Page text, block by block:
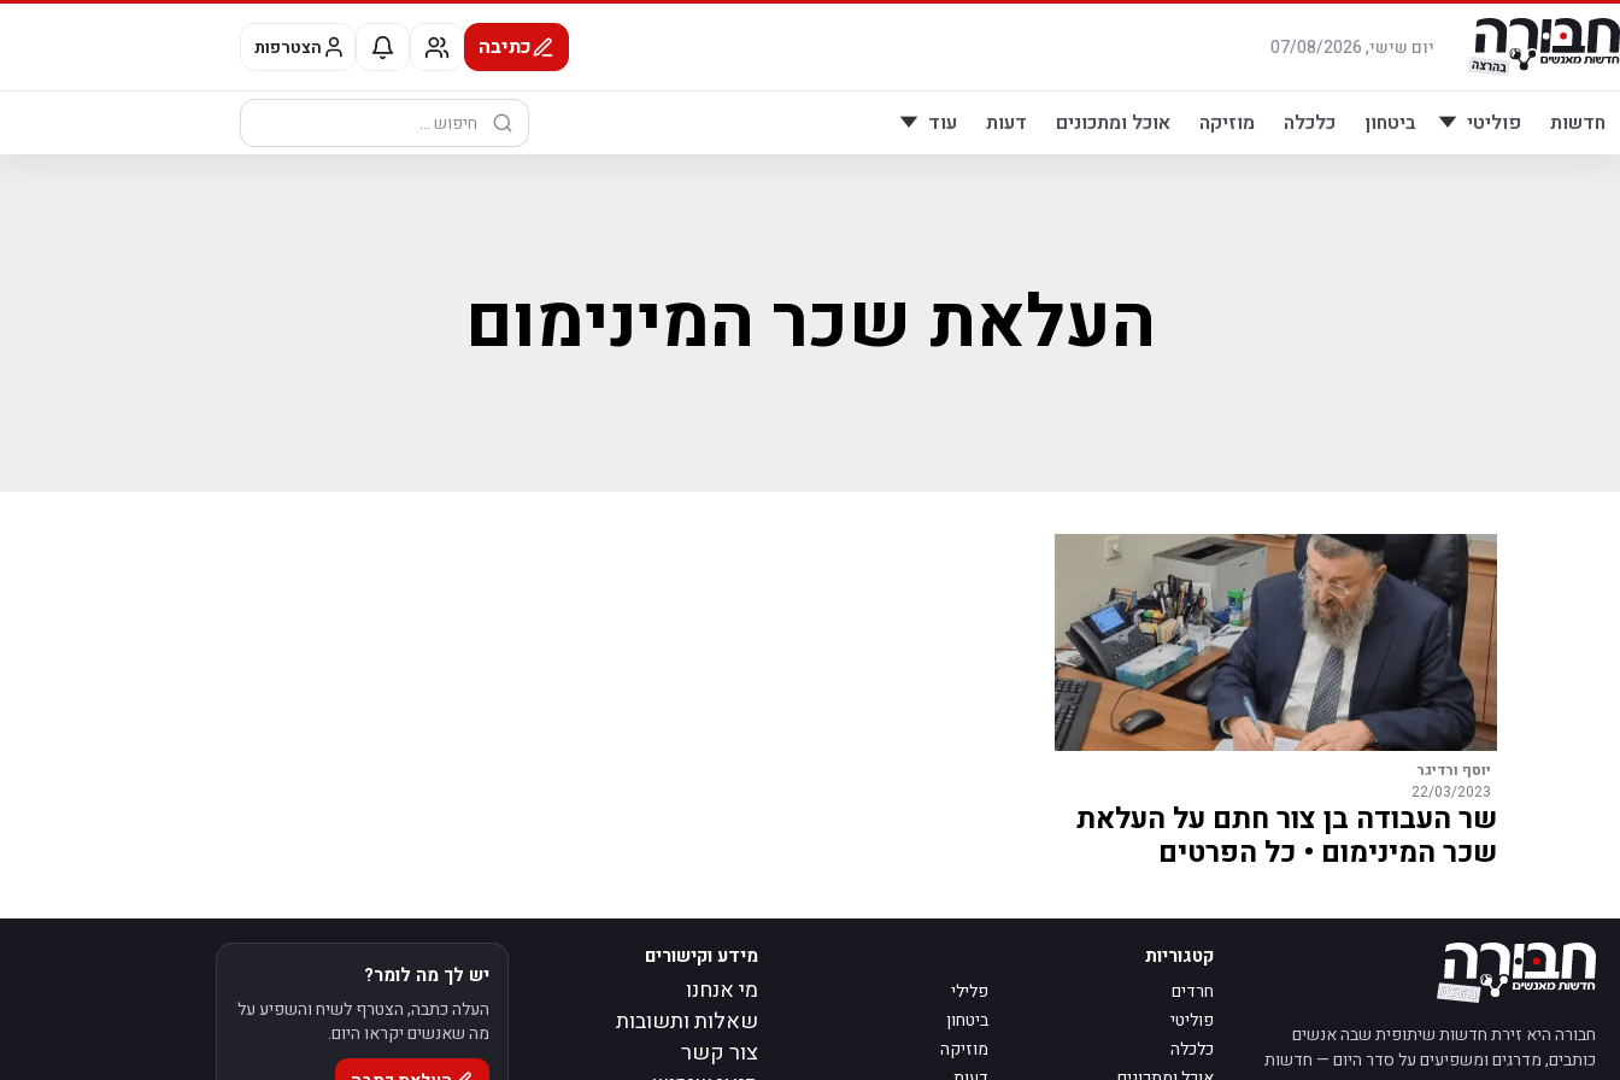
דלג
לתוכן
יום שישי, 07/08/2026 כתיבה הצטרפות
חדשות פוליטי ביטחון כלכלה מוזיקה אוכל ומתכונים דעות עוד
חיפוש:
העלאת שכר המינימום
יוסף ורדיגר
22/03/2023
שר העבודה בן צור חתם על העלאת
שכר המינימום • כל הפרטים
חבורה היא זירת חדשות שיתופית שבה אנשים
כותבים, מדרגים ומשפיעים על סדר היום — חדשות
קטגוריות
חרדים
פלילי
פוליטי
ביטחון
כלכלה
מוזיקה
מידע וקישורים
מי אנחנו
שאלות ותשובות
צור קשר
יש לך מה לומר?
העלה כתבה, הצטרף לשיח והשפיע על
מה שאנשים יקראו היום.